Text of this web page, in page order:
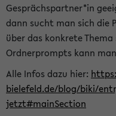
Gesprächspartner*in
dann sucht man sich die
über das konkrete
Ordnerprompts kann
Alle Infos dazu hier:
bielefeld.de/blog/biki/
jetzt#mainSection